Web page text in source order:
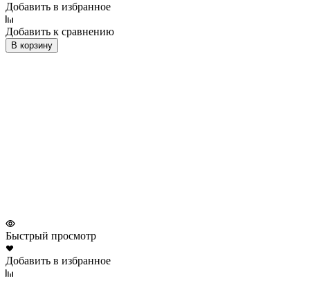
Добавить в избранное
Добавить к сравнению
В корзину
Быстрый просмотр
Добавить в избранное